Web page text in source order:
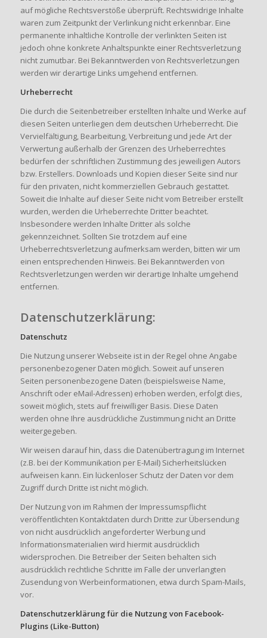
auf mögliche Rechtsverstöße überprüft. Rechtswidrige Inhalte
waren zum Zeitpunkt der Verlinkung nicht erkennbar. Eine
permanente inhaltliche Kontrolle der verlinkten Seiten ist
jedoch ohne konkrete Anhaltspunkte einer Rechtsverletzung
nicht zumutbar. Bei Bekanntwerden von Rechtsverletzungen
werden wir derartige Links umgehend entfernen.
Urheberrecht
Die durch die Seitenbetreiber erstellten Inhalte und Werke auf
diesen Seiten unterliegen dem deutschen Urheberrecht. Die
Vervielfältigung, Bearbeitung, Verbreitung und jede Art der
Verwertung außerhalb der Grenzen des Urheberrechtes
bedürfen der schriftlichen Zustimmung des jeweiligen Autors
bzw. Erstellers. Downloads und Kopien dieser Seite sind nur
für den privaten, nicht kommerziellen Gebrauch gestattet.
Soweit die Inhalte auf dieser Seite nicht vom Betreiber erstellt
wurden, werden die Urheberrechte Dritter beachtet.
Insbesondere werden Inhalte Dritter als solche
gekennzeichnet. Sollten Sie trotzdem auf eine
Urheberrechtsverletzung aufmerksam werden, bitten wir um
einen entsprechenden Hinweis. Bei Bekanntwerden von
Rechtsverletzungen werden wir derartige Inhalte umgehend
entfernen.
Datenschutzerklärung:
Datenschutz
Die Nutzung unserer Webseite ist in der Regel ohne Angabe
personenbezogener Daten möglich. Soweit auf unseren
Seiten personenbezogene Daten (beispielsweise Name,
Anschrift oder eMail-Adressen) erhoben werden, erfolgt dies,
soweit möglich, stets auf freiwilliger Basis. Diese Daten
werden ohne Ihre ausdrückliche Zustimmung nicht an Dritte
weitergegeben.
Wir weisen darauf hin, dass die Datenübertragung im Internet
(z.B. bei der Kommunikation per E-Mail) Sicherheitslücken
aufweisen kann. Ein lückenloser Schutz der Daten vor dem
Zugriff durch Dritte ist nicht möglich.
Der Nutzung von im Rahmen der Impressumspflicht
veröffentlichten Kontaktdaten durch Dritte zur Übersendung
von nicht ausdrücklich angeforderter Werbung und
Informationsmaterialien wird hiermit ausdrücklich
widersprochen. Die Betreiber der Seiten behalten sich
ausdrücklich rechtliche Schritte im Falle der unverlangten
Zusendung von Werbeinformationen, etwa durch Spam-Mails,
vor.
Datenschutzerklärung für die Nutzung von Facebook-
Plugins (Like-Button)